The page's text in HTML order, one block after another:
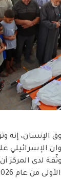
الإنسان، إنه
الإسرائيلي
لدى المركز